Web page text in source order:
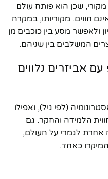
שכן הוא פותח עולם
חווים. מקוריותו, במקרה
ולאפשר מסע בין כוכבים מן
אביזרים נלווים
(לפי גיל), ואפילו
הלמידה והחקר. גם
אחרת לגמרי על העולם,
כאחד.